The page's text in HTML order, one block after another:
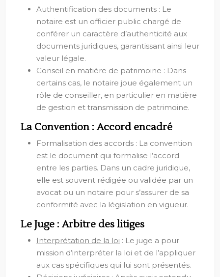
Authentification des documents : Le
notaire est un officier public chargé de
conférer un caractère d’authenticité aux
documents juridiques, garantissant ainsi leur
valeur légale.
Conseil en matière de patrimoine : Dans
certains cas, le notaire joue également un
rôle de conseiller, en particulier en matière
de gestion et transmission de patrimoine.
La Convention : Accord encadré
Formalisation des accords : La convention
est le document qui formalise l’accord
entre les parties. Dans un cadre juridique,
elle est souvent rédigée ou validée par un
avocat ou un notaire pour s’assurer de sa
conformité avec la législation en vigueur.
Le Juge : Arbitre des litiges
Interprétation de la loi : Le juge a pour
mission d’interpréter la loi et de l’appliquer
aux cas spécifiques qui lui sont présentés.